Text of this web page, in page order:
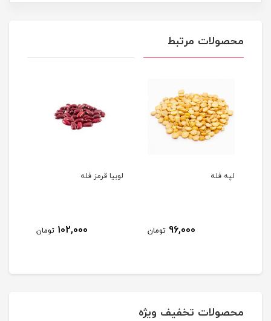
محصولات مرتبط
لپه فله
96,000 تومان
لوبیا قرمز فله
102,000 تومان
محصولات تخفیف ویژه